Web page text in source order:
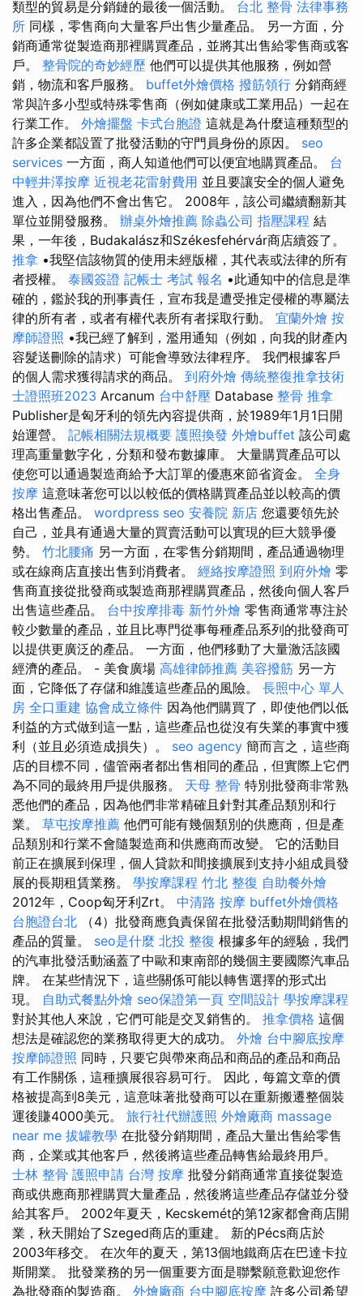
類型的貿易是分銷鏈的最後一個活動。 台北 整骨 法律事務
所 同樣，零售商向大量客戶出售少量產品。 另一方面，分
銷商通常從製造商那裡購買產品，並將其出售給零售商或客
戶。 整骨院的奇妙經歷 他們可以提供其他服務，例如營
銷，物流和客戶服務。 buffet外燴價格 撥筋領行 分銷商經
常與許多小型或特殊零售商（例如健康或工業用品）一起在
行業工作。 外燴擺盤 卡式台胞證 這就是為什麼這種類型的
許多企業都設置了批發活動的守門員身份的原因。 seo
services 一方面，商人知道他們可以便宜地購買產品。 台
中輕井澤按摩 近視老花雷射費用 並且要讓安全的個人避免
進入，因為他們不會出售它。 2008年，該公司繼續翻新其
單位並開發服務。 辦桌外燴推薦 除蟲公司 指壓課程 結
果，一年後，Budakalász和Székesfehérvár商店續簽了。
推拿 •我堅信該物質的使用未經版權，其代表或法律的所有
者授權。 泰國簽證 記帳士 考試 報名 •此通知中的信息是準
確的，鑑於我的刑事責任，宣布我是遭受推定侵權的專屬法
律的所有者，或者有權代表所有者採取行動。 宜蘭外燴 按
摩師證照 •我已經了解到，濫用通知（例如，向我的財產內
容髮送刪除的請求）可能會導致法律程序。 我們根據客戶
的個人需求獲得請求的商品。 到府外燴 傳統整復推拿技術
士證照班2023 Arcanum 台中舒壓 Database 整骨 推拿
Publisher是匈牙利的領先內容提供商，於1989年1月1日開
始運營。 記帳相關法規概要 護照換發 外燴buffet 該公司處
理高重量數字化，分類和發布數據庫。 大量購買產品可以
使您可以通過製造商給予大訂單的優惠來節省資金。 全身
按摩 這意味著您可以以較低的價格購買產品並以較高的價
格出售產品。 wordpress seo 安養院 新店 您還要領先於
自己，並具有通過大量的買賣活動可以實現的巨大競爭優
勢。 竹北腰痛 另一方面，在零售分銷期間，產品通過物理
或在線商店直接出售到消費者。 經絡按摩證照 到府外燴 零
售商直接從批發商或製造商那裡購買產品，然後向個人客戶
出售這些產品。 台中按摩排毒 新竹外燴 零售商通常專注於
較少數量的產品，並且比專門從事每種產品系列的批發商可
以提供更廣泛的產品。 一方面，他們移動了大量激活該國
經濟的產品。 - 美食廣場 高雄律師推薦 美容撥筋 另一方
面，它降低了存儲和維護這些產品的風險。 長照中心 單人
房 全口重建 協會成立條件 因為他們購買了，即使他們以低
利益的方式做到這一點，這些產品也從沒有失業的事實中獲
利（並且必須造成損失）。 seo agency 簡而言之，這些商
店的目標不同，儘管兩者都出售相同的產品，但實際上它們
為不同的最終用戶提供服務。 天母 整骨 特別批發商非常熟
悉他們的產品，因為他們非常精確且針對其產品類別和行
業。 草屯按摩推薦 他們可能有幾個類別的供應商，但是產
品類別和行業不會隨製造商和供應商而改變。 它的活動目
前正在擴展到保理，個人貸款和間接擴展到支持小組成員發
展的長期租賃業務。 學按摩課程 竹北 整復 自助餐外燴
2012年，Coop匈牙利Zrt。 中清路 按摩 buffet外燴價格
台胞證台北 （4）批發商應負責保留在批發活動期間銷售的
產品的質量。 seo是什麼 北投 整復 根據多年的經驗，我們
的汽車批發活動涵蓋了中歐和東南部的幾個主要國際汽車品
牌。 在某些情況下，這些關係可能以轉售選擇的形式出
現。 自助式餐點外燴 seo保證第一頁 空間設計 學按摩課程
對於其他人來說，它們可能是交叉銷售的。 推拿價格 這個
想法是確認您的業務取得更大的成功。 外燴 台中腳底按摩
按摩師證照 同時，只要它與帶來商品和商品的產品和商品
有工作關係，這種擴展很容易可行。 因此，每篇文章的價
格被提高到8美元，這意味著批發商可以在重新搬遷整個裝
運後賺4000美元。 旅行社代辦護照 外燴廠商 massage
near me 拔罐教學 在批發分銷期間，產品大量出售給零售
商，企業或其他客戶，然後將這些產品轉售給最終用戶。
士林 整骨 護照申請 台灣 按摩 批發分銷商通常直接從製造
商或供應商那裡購買大量產品，然後將這些產品存儲並分發
給其客戶。 2002年夏天，Kecskemét的第12家都會商店開
業，秋天開始了Szeged商店的重建。 新的Pécs商店於
2003年移交。 在次年的夏天，第13個地鐵商店在巴達卡拉
斯開業。 批發業務的另一個重要方面是聯繫願意歡迎您作
為批發商的製造商。 外燴廠商 台中腳底按摩 許多公司希望